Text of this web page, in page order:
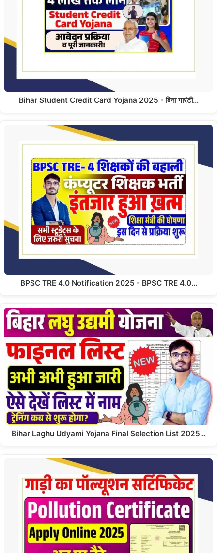
Bihar Student Credit Card Yojana 2025 - बिना गारंटी…
BPSC TRE 4.0 Notification 2025 - BPSC TRE 4.0…
Bihar Laghu Udyami Yojana Final Selection List 2025…